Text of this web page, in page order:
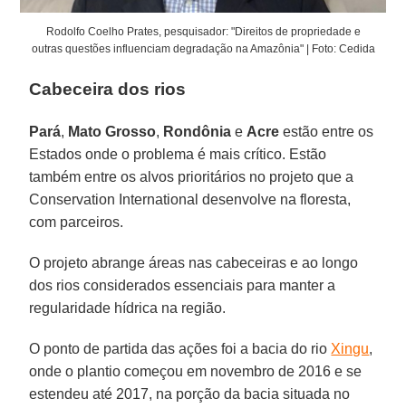
Rodolfo Coelho Prates, pesquisador: "Direitos de propriedade e
outras questões influenciam degradação na Amazônia" | Foto: Cedida
Cabeceira dos rios
Pará, Mato Grosso, Rondônia eAcre estão entre os
Estados onde o problema é mais crítico. Estão
também entre os alvos prioritários no projeto que a
Conservation International desenvolve na floresta,
com parceiros.
O projeto abrange áreas nas cabeceiras e ao longo
dos rios considerados essenciais para manter a
regularidade hídrica na região.
O ponto de partida das ações foi a bacia do rioXingu,
onde o plantio começou em novembro de 2016 e se
estendeu até 2017, na porção da bacia situada no